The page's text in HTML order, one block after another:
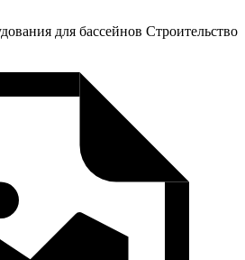
для бассейнов Строительство